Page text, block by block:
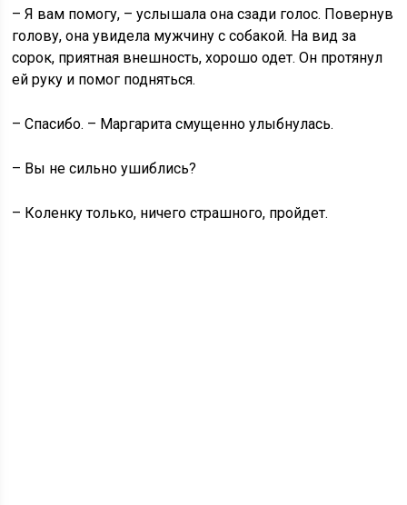
– Я вам помогу, – услышала она сзади голос. Повернув
голову, она увидела мужчину с собакой. На вид за
сорок, приятная внешность, хорошо одет. Он протянул
ей руку и помог подняться.
– Спасибо. – Маргарита смущенно улыбнулась.
– Вы не сильно ушиблись?
– Коленку только, ничего страшного, пройдет.